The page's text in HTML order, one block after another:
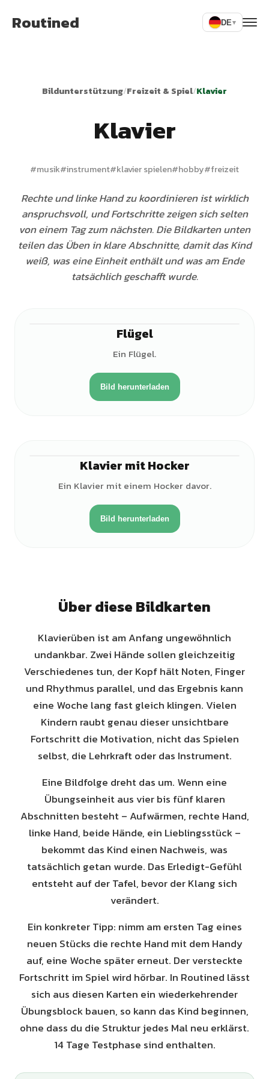
Routined DE▾
Bildunterstützung/Freizeit & Spiel/Klavier
Klavier
#musik#instrument#klavier spielen#hobby#freizeit
Rechte und linke Hand zu koordinieren ist wirklich
anspruchsvoll, und Fortschritte zeigen sich selten
von einem Tag zum nächsten. Die Bildkarten unten
teilen das Üben in klare Abschnitte, damit das Kind
weiß, was eine Einheit enthält und was am Ende
tatsächlich geschafft wurde.
Flügel
Ein Flügel.
Bild herunterladen
Klavier mit Hocker
Ein Klavier mit einem Hocker davor.
Bild herunterladen
Über diese Bildkarten
Klavierüben ist am Anfang ungewöhnlich
undankbar. Zwei Hände sollen gleichzeitig
Verschiedenes tun, der Kopf hält Noten, Finger
und Rhythmus parallel, und das Ergebnis kann
eine Woche lang fast gleich klingen. Vielen
Kindern raubt genau dieser unsichtbare
Fortschritt die Motivation, nicht das Spielen
selbst, die Lehrkraft oder das Instrument.
Eine Bildfolge dreht das um. Wenn eine
Übungseinheit aus vier bis fünf klaren
Abschnitten besteht – Aufwärmen, rechte Hand,
linke Hand, beide Hände, ein Lieblingsstück –
bekommt das Kind einen Nachweis, was
tatsächlich getan wurde. Das Erledigt-Gefühl
entsteht auf der Tafel, bevor der Klang sich
verändert.
Ein konkreter Tipp: nimm am ersten Tag eines
neuen Stücks die rechte Hand mit dem Handy
auf, eine Woche später erneut. Der versteckte
Fortschritt im Spiel wird hörbar. In Routined lässt
sich aus diesen Karten ein wiederkehrender
Übungsblock bauen, so kann das Kind beginnen,
ohne dass du die Struktur jedes Mal neu erklärst.
14 Tage Testphase sind enthalten.